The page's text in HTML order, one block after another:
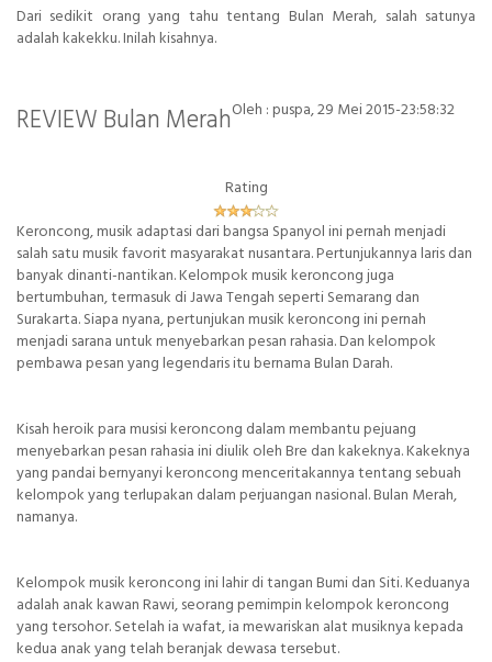
Dari sedikit orang yang tahu tentang Bulan Merah, salah satunya
adalah kakekku. Inilah kisahnya.
REVIEW Bulan MerahOleh : puspa,29 Mei 2015-23:58:32
Rating
Keroncong, musik adaptasi dari bangsa Spanyol ini pernah menjadi
salah satu musik favorit masyarakat nusantara. Pertunjukannya laris dan
banyak dinanti-nantikan. Kelompok musik keroncong juga
bertumbuhan, termasuk di Jawa Tengah seperti Semarang dan
Surakarta. Siapa nyana, pertunjukan musik keroncong ini pernah
menjadi sarana untuk menyebarkan pesan rahasia. Dan kelompok
pembawa pesan yang legendaris itu bernama Bulan Darah.
Kisah heroik para musisi keroncong dalam membantu pejuang
menyebarkan pesan rahasia ini diulik oleh Bre dan kakeknya. Kakeknya
yang pandai bernyanyi keroncong menceritakannya tentang sebuah
kelompok yang terlupakan dalam perjuangan nasional. Bulan Merah,
namanya.
Kelompok musik keroncong ini lahir di tangan Bumi dan Siti. Keduanya
adalah anak kawan Rawi, seorang pemimpin kelompok keroncong
yang tersohor. Setelah ia wafat, ia mewariskan alat musiknya kepada
kedua anak yang telah beranjak dewasa tersebut.